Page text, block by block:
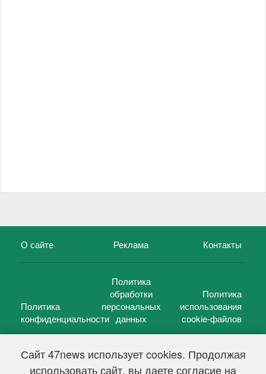
Сайт 47news использует cookies. Продолжая
использовать сайт, вы даете согласие на
О сайте Реклама Контакты
Политика
конфиденциальности
Политика
обработки
персональных
данных
Политика
использования
cookie-файлов